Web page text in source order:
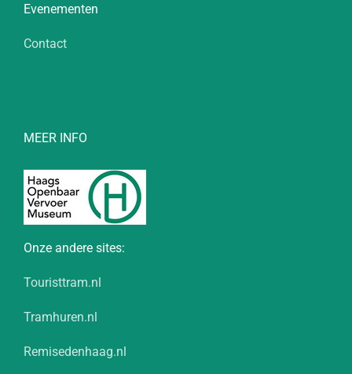
Evenementen
Contact
MEER INFO
Onze andere sites:
Touristtram.nl
Tramhuren.nl
Remisedenhaag.nl